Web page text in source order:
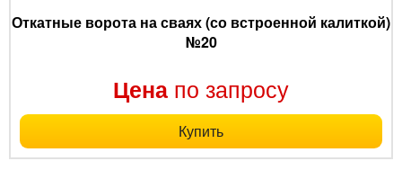
Откатные ворота на сваях (со встроенной калиткой)
№20
Цена по запросу
Купить